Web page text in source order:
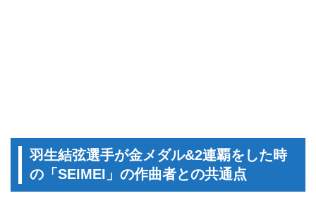
羽生結弦選手が金メダル&2連覇をした時
の「SEIMEI」の作曲者との共通点